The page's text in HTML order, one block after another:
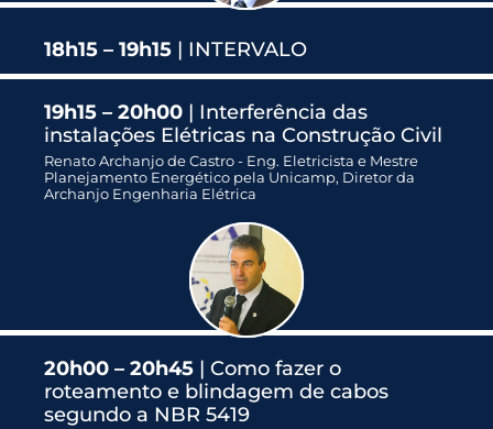
18h15 – 19h15 | INTERVALO
19h15 – 20h00 | Interferência das
instalações Elétricas na Construção Civil
Renato Archanjo de Castro - Eng. Eletricista e Mestre
Planejamento Energético pela Unicamp, Diretor da
Archanjo Engenharia Elétrica
20h00 – 20h45 | Como fazer o
roteamento e blindagem de cabos
segundo a NBR 5419